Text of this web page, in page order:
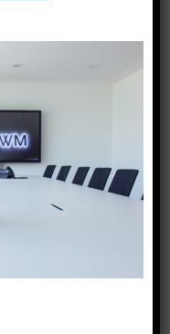
darf, wie
sie zur
fällt in den
Sinne
geschlossenen
– wie etwa
zählen,